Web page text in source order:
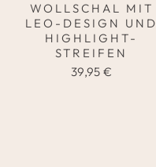
WOLLSCHAL MIT
LEO-DESIGN UND
HIGHLIGHT-
STREIFEN
39,95 €